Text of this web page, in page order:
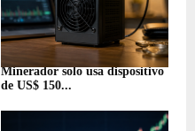
Minerador solo usa dispositivo
de US$ 150...